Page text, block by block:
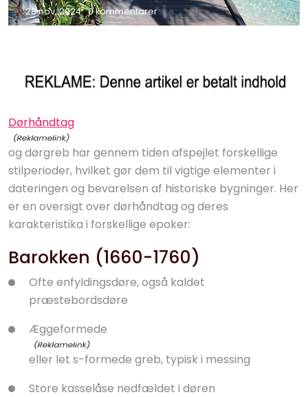
28 nov, 2024 0 kommentarer
Dørhåndtag
og dørgreb har gennem tiden afspejlet forskellige
stilperioder, hvilket gør dem til vigtige elementer i
dateringen og bevarelsen af historiske bygninger. Her
er en oversigt over dørhåndtag og deres
karakteristika i forskellige epoker:
Barokken (1660-1760)
Ofte enfyldingsdøre, også kaldet
præstebordsdøre
Æggeformede
eller let s-formede greb, typisk i messing
Store kasselåse nedfældet i døren